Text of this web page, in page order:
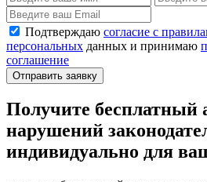
Подтверждаю согласие с
персональных данных и принимаю
соглашение
Отправить заявку
Получите бесплатный
нарушений
индивидуально для